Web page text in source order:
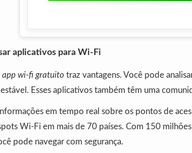
aplicativos para Wi-Fi
app wi-fi gratuito traz vantagens. Você pode
Esses aplicativos também têm uma
em tempo real sobre os pontos de
Wi-Fi em mais de 70 países. Com 150
pode navegar com segurança.